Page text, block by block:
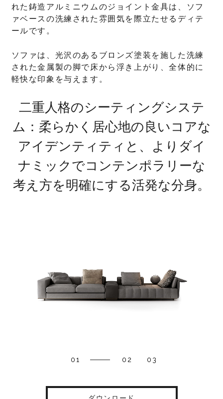
れた鋳造アルミニウムのジョイント金具は、ソフ
ァベースの洗練された雰囲気を際立たせるディテ
ールです。
ソファは、光沢のあるブロンズ塗装を施した洗練
された金属製の脚で床から浮き上がり、全体的に
軽快な印象を与えます。
二重人格のシーティングシステ
ム：柔らかく居心地の良いコアな
アイデンティティと、よりダイ
ナミックでコンテンポラリーな
考え方を明確にする活発な分身。
01 02 03